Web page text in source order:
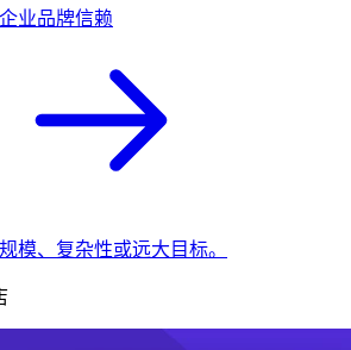
业品牌信赖
模、复杂性或远大目标。